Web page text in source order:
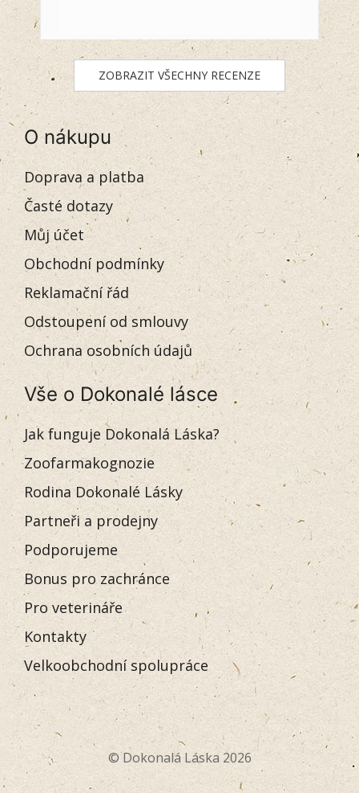
ZOBRAZIT VŠECHNY RECENZE
O nákupu
Doprava a platba
Časté dotazy
Můj účet
Obchodní podmínky
Reklamační řád
Odstoupení od smlouvy
Ochrana osobních údajů
Vše o Dokonalé lásce
Jak funguje Dokonalá Láska?
Zoofarmakognozie
Rodina Dokonalé Lásky
Partneři a prodejny
Podporujeme
Bonus pro zachránce
Pro veterináře
Kontakty
Velkoobchodní spolupráce
© Dokonalá Láska 2026